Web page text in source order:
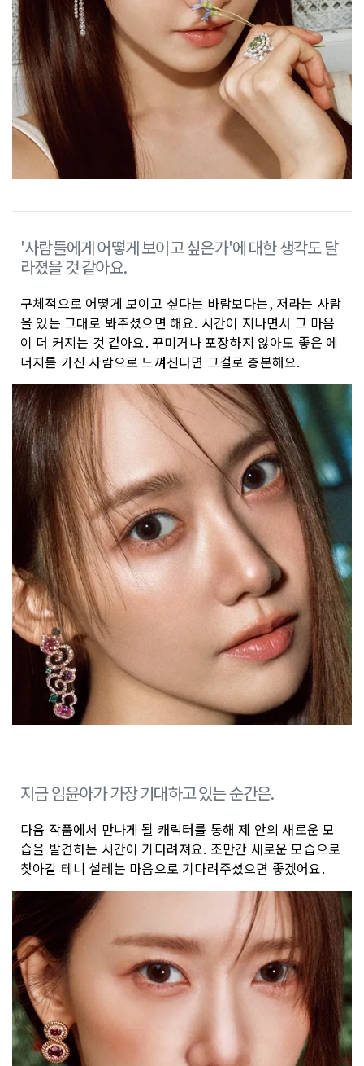
'사람들에게 어떻게 보이고 싶은가'에 대한 생각도 달
라졌을 것 같아요.
구체적으로 어떻게 보이고 싶다는 바람보다는, 저라는 사람
을 있는 그대로 봐주셨으면 해요. 시간이 지나면서 그 마음
이 더 커지는 것 같아요. 꾸미거나 포장하지 않아도 좋은 에
너지를 가진 사람으로 느껴진다면 그걸로 충분해요.
지금 임윤아가 가장 기대하고 있는 순간은.
다음 작품에서 만나게 될 캐릭터를 통해 제 안의 새로운 모
습을 발견하는 시간이 기다려져요. 조만간 새로운 모습으로
찾아갈 테니 설레는 마음으로 기다려주셨으면 좋겠어요.